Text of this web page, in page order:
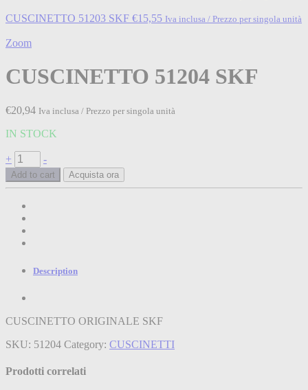
CUSCINETTO 51203 SKF €15,55 Iva inclusa / Prezzo per singola unità
Zoom
CUSCINETTO 51204 SKF
€20,94 Iva inclusa / Prezzo per singola unità
IN STOCK
CUSCINETTO
51204
SKF
+ -
Add to cart Acquista ora
Description
CUSCINETTO ORIGINALE SKF
SKU: 51204 Category: CUSCINETTI
Prodotti correlati